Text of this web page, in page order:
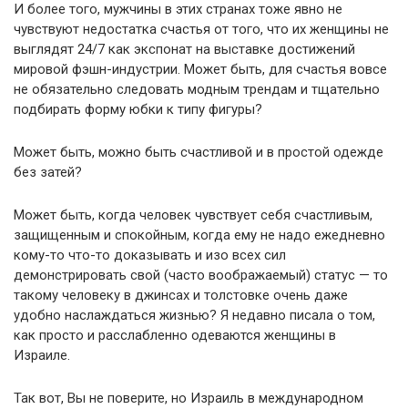
И более того, мужчины в этих странах тоже явно не
чувствуют недостатка счастья от того, что их женщины не
выглядят 24/7 как экспонат на выставке достижений
мировой фэшн-индустрии. Может быть, для счастья вовсе
не обязательно следовать модным трендам и тщательно
подбирать форму юбки к типу фигуры?
Может быть, можно быть счастливой и в простой одежде
без затей?
Может быть, когда человек чувствует себя счастливым,
защищенным и спокойным, когда ему не надо ежедневно
кому-то что-то доказывать и изо всех сил
демонстрировать свой (часто воображаемый) статус — то
такому человеку в джинсах и толстовке очень даже
удобно наслаждаться жизнью? Я недавно писала о том,
как просто и расслабленно одеваются женщины в
Израиле.
Так вот, Вы не поверите, но Израиль в международном